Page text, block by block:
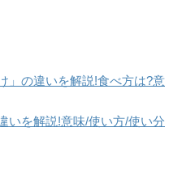
」の違いを解説!食べ方は?意
いを解説!意味/使い方/使い分